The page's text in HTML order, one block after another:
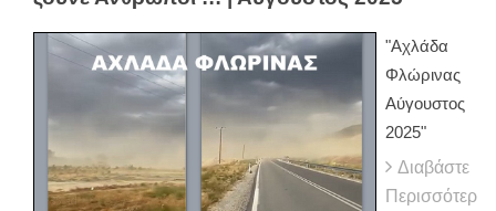
"Αχλάδα
Φλώρινας
Αύγουστος
2025"
Διαβάστε
Περισσότερ